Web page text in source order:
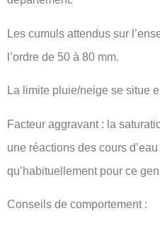
Les cumuls attendus sur
l’ordre de 50 à 80 mm.
La limite pluie/neige se situe
Facteur aggravant : la
une réactions des cours
qu’habituellement pour ce
Conseils de comportement :